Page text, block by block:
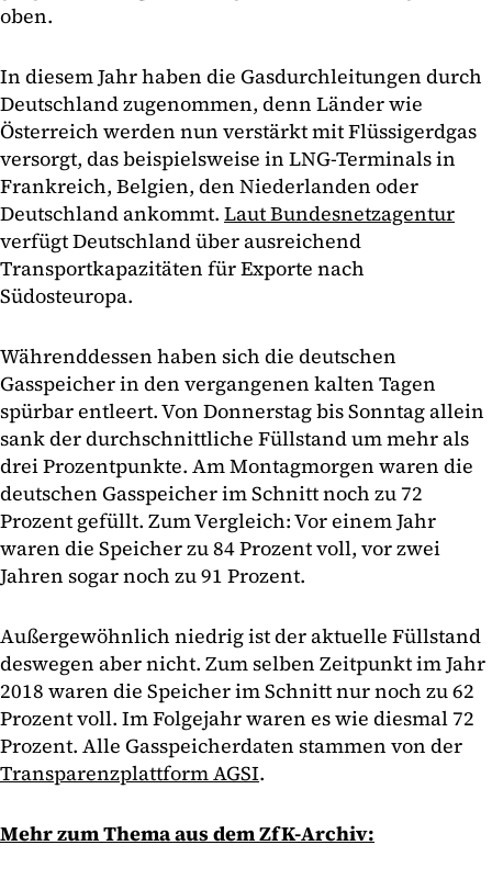
oben.
In diesem Jahr haben die Gasdurchleitungen durch
Deutschland zugenommen, denn Länder wie
Österreich werden nun verstärkt mit Flüssigerdgas
versorgt, das beispielsweise in LNG-Terminals in
Frankreich, Belgien, den Niederlanden oder
Deutschland ankommt. Laut Bundesnetzagentur
verfügt Deutschland über ausreichend
Transportkapazitäten für Exporte nach
Südosteuropa.
Währenddessen haben sich die deutschen
Gasspeicher in den vergangenen kalten Tagen
spürbar entleert. Von Donnerstag bis Sonntag allein
sank der durchschnittliche Füllstand um mehr als
drei Prozentpunkte. Am Montagmorgen waren die
deutschen Gasspeicher im Schnitt noch zu 72
Prozent gefüllt. Zum Vergleich: Vor einem Jahr
waren die Speicher zu 84 Prozent voll, vor zwei
Jahren sogar noch zu 91 Prozent.
Außergewöhnlich niedrig ist der aktuelle Füllstand
deswegen aber nicht. Zum selben Zeitpunkt im Jahr
2018 waren die Speicher im Schnitt nur noch zu 62
Prozent voll. Im Folgejahr waren es wie diesmal 72
Prozent. Alle Gasspeicherdaten stammen von der
Transparenzplattform AGSI.
Mehr zum Thema aus dem ZfK-Archiv: